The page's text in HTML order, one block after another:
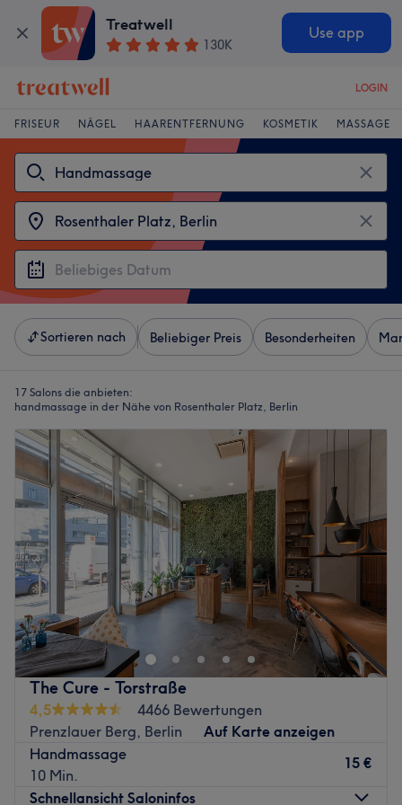
Treatwell
130K
Use app
LOGIN
FRISEUR NÄGEL HAARENTFERNUNG KOSMETIK MASSAGE
Sortieren nach Beliebiger Preis Besonderheiten
17 Salons die anbieten:
handmassage in der Nähe von Rosenthaler Platz, Berlin
The Cure - Torstraße
4,5
4466 Bewertungen
Prenzlauer Berg, Berlin
Auf Karte anzeigen
Handmassage
10 Min.
15 €
Schnellansicht Saloninfos